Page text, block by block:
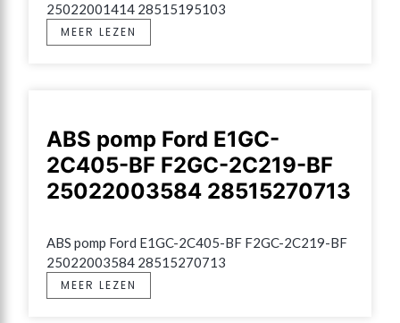
25022001414 28515195103
MEER LEZEN
ABS pomp Ford E1GC-
2C405-BF F2GC-2C219-BF
25022003584 28515270713
ABS pomp Ford E1GC-2C405-BF F2GC-2C219-BF
25022003584 28515270713
MEER LEZEN